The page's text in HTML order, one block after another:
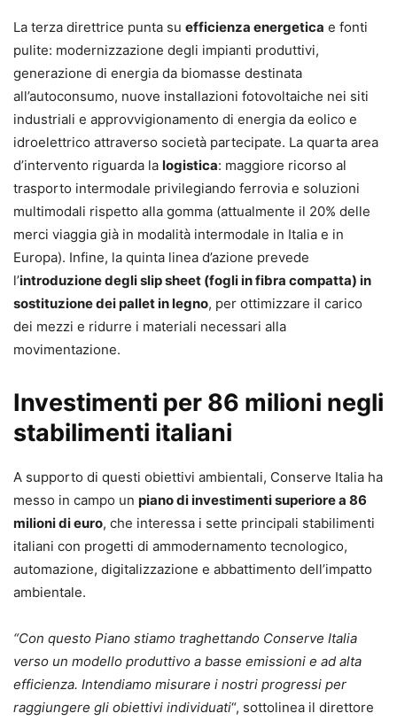
La terza direttrice punta su efficienza energetica e fonti
pulite: modernizzazione degli impianti produttivi,
generazione di energia da biomasse destinata
all’autoconsumo, nuove installazioni fotovoltaiche nei siti
industriali e approvvigionamento di energia da eolico e
idroelettrico attraverso società partecipate. La quarta area
d’intervento riguarda la logistica: maggiore ricorso al
trasporto intermodale privilegiando ferrovia e soluzioni
multimodali rispetto alla gomma (attualmente il 20% delle
merci viaggia già in modalità intermodale in Italia e in
Europa). Infine, la quinta linea d’azione prevede
l’introduzione degli slip sheet (fogli in fibra compatta) in
sostituzione dei pallet in legno, per ottimizzare il carico
dei mezzi e ridurre i materiali necessari alla
movimentazione.
Investimenti per 86 milioni negli
stabilimenti italiani
A supporto di questi obiettivi ambientali, Conserve Italia ha
messo in campo un piano di investimenti superiore a 86
milioni di euro, che interessa i sette principali stabilimenti
italiani con progetti di ammodernamento tecnologico,
automazione, digitalizzazione e abbattimento dell’impatto
ambientale.
“Con questo Piano stiamo traghettando Conserve Italia
verso un modello produttivo a basse emissioni e ad alta
efficienza. Intendiamo misurare i nostri progressi per
raggiungere gli obiettivi individuati“, sottolinea il direttore